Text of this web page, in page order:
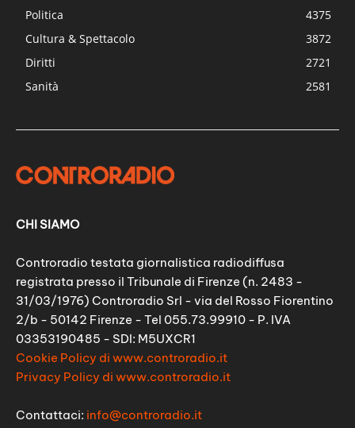
Politica
4375
Cultura & Spettacolo
3872
Diritti
2721
Sanità
2581
CHI SIAMO
Controradio testata giornalistica radiodiffusa
registrata presso il Tribunale di Firenze (n. 2483 -
31/03/1976) Controradio Srl - via del Rosso Fiorentino
2/b - 50142 Firenze - Tel 055.73.99910 - P. IVA
03353190485 - SDI: M5UXCR1
Cookie Policy di www.controradio.it
Privacy Policy di www.controradio.it
Contattaci: info@controradio.it